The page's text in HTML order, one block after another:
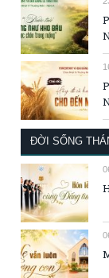
ĐỜI SỐNG